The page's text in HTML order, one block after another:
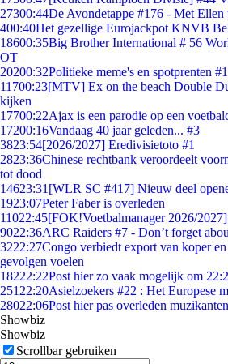
27300:44De Avondetappe #176 - Met Ellen
400:40Het gezellige Eurojackpot KNVB
18600:35Big Brother International # 56
OT
20200:32Politieke meme's en spotprenten
11700:23[MTV] Ex on the beach Double
kijken
17700:22Ajax is een parodie op een
17200:16Vandaag 40 jaar geleden... #3
3823:54[2026/2027] Eredivisietoto #1
2823:36Chinese rechtbank veroordeelt
tot dood
14623:31 [WLR SC #417] Nieuw deel
1923:07Peter Faber is overleden
11022:45[FOK!Voetbalmanager 2026/
9022:36ARC Raiders #7 - Don’t forget
3222:27Congo verbiedt export van koper
gevolgen voelen
18222:22Post hier zo vaak mogelijk om
251 22:20Asielzoekers #22 : Het Europese
28022:06Post hier pas overleden
Showbiz
Showbiz
Scrollbar gebruiken